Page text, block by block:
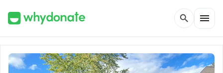
search menu